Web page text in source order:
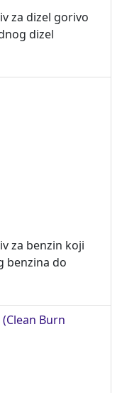
za dizel gorivo
dizel
za benzin koji
benzina do
Burn